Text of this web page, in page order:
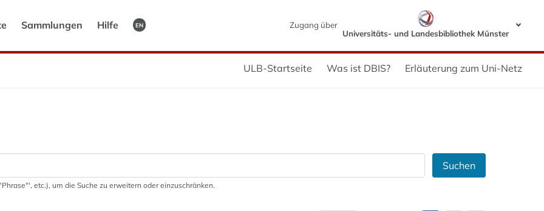
Sammlungen Hilfe EN
Zugang über
Universitäts- und Landesbibliothek Münster
ULB-Startseite Was ist DBIS? Erläuterung zum Uni-Netz
Suchen
etc.), um die Suche zu erweitern oder einzuschränken.